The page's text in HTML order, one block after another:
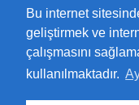
Bu internet
geliştirmek ve
çalışmasını
kullanılmaktadır.